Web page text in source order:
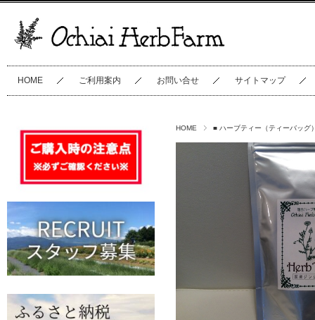
HOME ご利用案内 お問い合せ サイトマップ
HOME ■ ハーブティー（ティーバッグ